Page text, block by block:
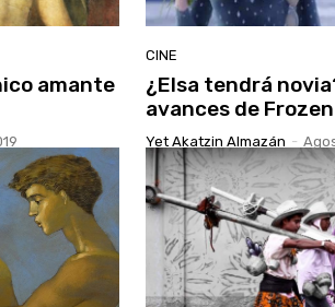
amante
CINE
¿Elsa tendrá
avances de
Yet Akatzin Almazán -